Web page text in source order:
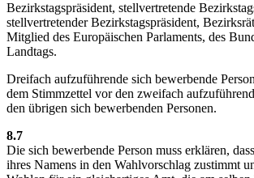
Bezirkstagspräsident, stellvertretende
stellvertretender Bezirkstagspräsident,
Mitglied des Europäischen Parlaments, des
Landtags.
Dreifach aufzuführende sich bewerbende
dem Stimmzettel vor den zweifach
den übrigen sich bewerbenden Personen.
8.7
Die sich bewerbende Person muss erklären,
ihres Namens in den Wahlvorschlag zustimmt